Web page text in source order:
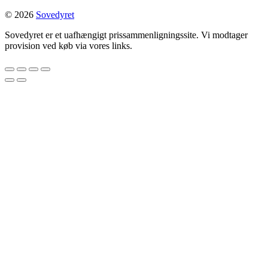
© 2026 Sovedyret
Sovedyret er et uafhængigt prissammenligningssite. Vi modtager
provision ved køb via vores links.